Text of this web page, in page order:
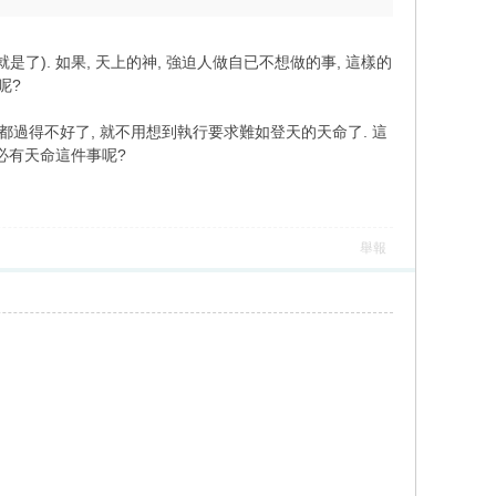
了). 如果, 天上的神, 強迫人做自已不想做的事, 這樣的
?
過得不好了, 就不用想到執行要求難如登天的天命了. 這
有天命這件事呢?
舉報